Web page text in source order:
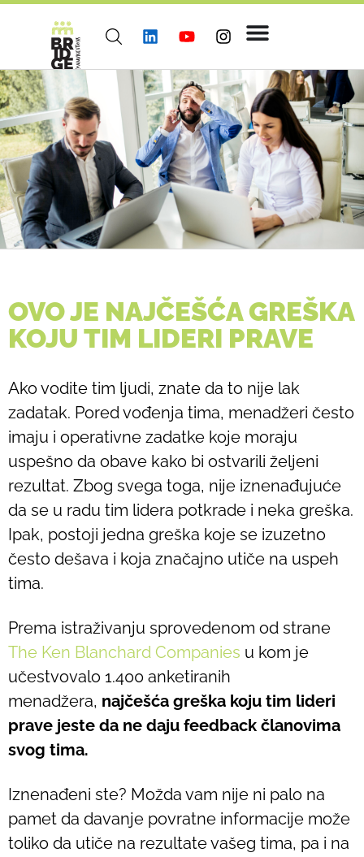
OVO JE NAJČEŠĆA GREŠKA
KOJU TIM LIDERI PRAVE
Ako vodite tim ljudi, znate da to nije lak
zadatak. Pored vođenja tima, menadžeri često
imaju i operativne zadatke koje moraju
uspešno da obave kako bi ostvarili željeni
rezultat. Zbog svega toga, nije iznenađujuće
da se u radu tim lidera potkrade i neka greška.
Ipak, postoji jedna greška koje se izuzetno
često dešava i koja značajno utiče na uspeh
tima.
Prema istraživanju sprovedenom od strane
The Ken Blanchard Companies u kom je
učestvovalo 1.400 anketiranih
menadžera, najčešća greška koju tim lideri
prave jeste da ne daju feedback članovima
svog tima.
Iznenađeni ste? Možda vam nije ni palo na
pamet da davanje povratne informacije može
toliko da utiče na rezultate vašeg tima, pa i na